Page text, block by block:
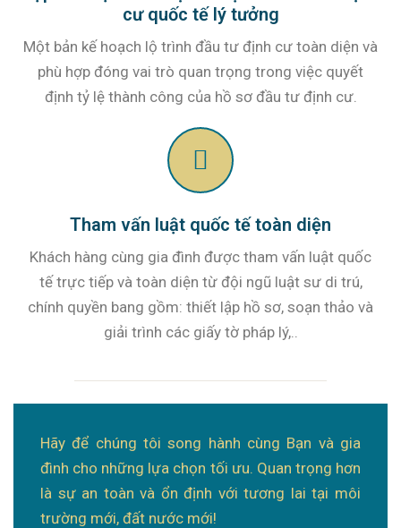
cư quốc tế lý tưởng
Một bản kế hoạch lộ trình đầu tư định cư toàn diện và
phù hợp đóng vai trò quan trọng trong việc quyết
định tỷ lệ thành công của hồ sơ đầu tư định cư.
Tham vấn luật quốc tế toàn diện
Khách hàng cùng gia đình được tham vấn luật quốc
tế trực tiếp và toàn diện từ đội ngũ luật sư di trú,
chính quyền bang gồm: thiết lập hồ sơ, soạn thảo và
giải trình các giấy tờ pháp lý,..
Hãy để chúng tôi song hành cùng Bạn và gia
đình cho những lựa chọn tối ưu. Quan trọng hơn
là sự an toàn và ổn định với tương lai tại môi
trường mới, đất nước mới!